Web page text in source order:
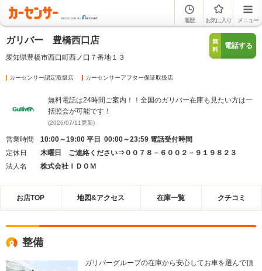
履歴 お気に入り メニュー
ガリバー 豊橋西口店
愛知県豊橋市西口町西ノ口７番地１３
無
料
電話する
カーセンサー認定取扱店 カーセンサーアフター保証取扱店
無料電話は24時間ご案内！！全国のガリバー在庫も見たい方は一
括照会が可能です！
(2026/07/11更新)
営業時間
10:00～19:00 平日 00:00～23:59 電話受付時間
定休日
木曜日 ご連絡ください⇒００７８－６００２－９１９８２３
法人名
株式会社ＩＤＯＭ
お店TOP 地図&アクセス 在庫一覧 クチコミ
整備
ガリバーグループの在庫から安心してお車を選んで頂